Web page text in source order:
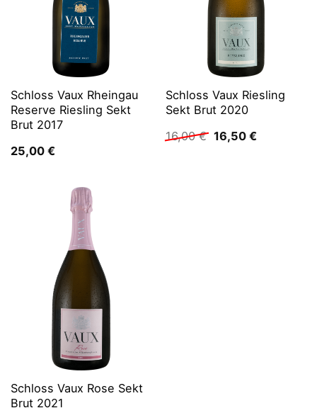
Schloss Vaux Rheingau
Reserve Riesling Sekt
Brut 2017
25,00 €
Schloss Vaux Riesling
Sekt Brut 2020
16,00€ Ursprünglicher
Preis
16,50 €Aktueller
Schloss Vaux Rose Sekt
Brut 2021